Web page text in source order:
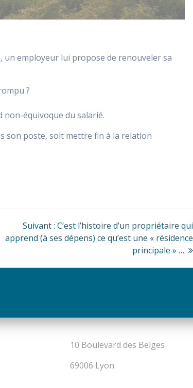
un employeur lui propose de renouveler sa
?
non-équivoque du salarié.
son poste, soit mettre fin à la relation
Suivant : Article
suivant
C’est l’histoire d’un propriétaire qui
apprend (à ses dépens) ce qu’est une « résidence
principale » …
10 Boulevard des Belges
69006 Lyon